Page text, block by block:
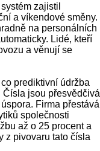
zajistil
a víkendové směny.
na personálních
Lidé, kteří
a věnují se
prediktivní údržba
Čísla jsou přesvědčivá
Firma přestává
společnosti
až o 25 procent a
z pivovaru tato čísla